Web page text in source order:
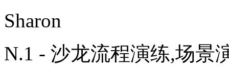
Sharon
N.1 - 沙龙流程演练,场景